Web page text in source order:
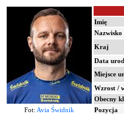
Imię
Nazwisko
Kraj
Data
Miejsce
Wzrost /
Obecny
Fot: Avia Świdnik Pozycja